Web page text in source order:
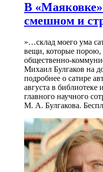
В
смешном и
»…склад моего ума
вещи, которые порою,
общественно-
Михаил Булгаков на
подробнее о сатире
августа в
главного научного
М. А. Булгакова.